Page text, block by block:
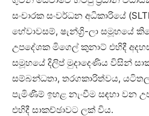
සංචාරක සංවර්ධන අධිකාරියේ
හේවාවසම්, ෂැන්ග්‍රි-ලා සමූහයේ
උපදේශක මිගෙල් කුනාට් එහිදී
සමූහයේ දිලිප් මුදාදෙණිය විසින්
සම්බන්ධතා, තරගකාරිත්වය,
පැමිණීම් ඉහළ නැංවීම සඳහා වන
එහිදී සාකච්ඡාවට ලක් විය.